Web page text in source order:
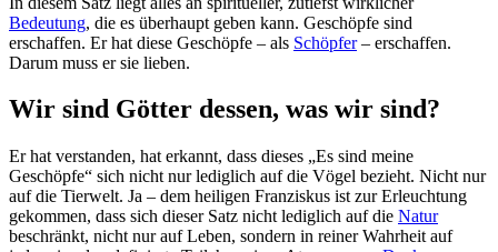
Bedeutung, die es überhaupt geben kann. Geschöpfe sind
erschaffen. Er hat diese Geschöpfe – als Schöpfer– erschaffen.
Darum muss er sie lieben.
Wir sind Götter dessen, was wir sind?
Er hat verstanden, hat erkannt, dass dieses „Es sind meine
Geschöpfe“ sich nicht nur lediglich auf die Vögel bezieht. Nicht nur
auf die Tierwelt. Ja – dem heiligen Franziskus ist zur Erleuchtung
gekommen, dass sich dieser Satz nicht lediglich auf die Natur
beschränkt, nicht nur auf Leben, sondern in reiner Wahrheit auf